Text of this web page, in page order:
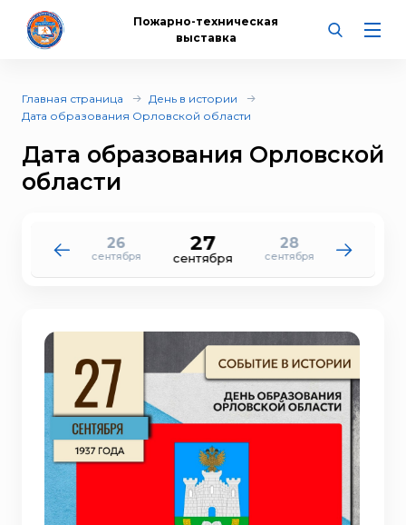
Пожарно-техническая
выставка
Главная страница
День в истории
Дата образования Орловской области
Дата образования Орловской
области
26
сентября
27
сентября
28
сентября